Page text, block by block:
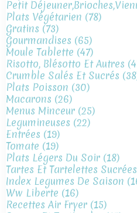
Petit
Plats Végétarien (78)
Gratins (73)
Gourmandises (65)
Moule Tablette (47)
Risotto, Blésotto Et Autres
Crumble Salés Et Sucrés
Plats Poisson (30)
Macarons (26)
Menus Minceur (25)
Legumineuses (22)
Entrées (19)
Tomate (19)
Plats Légers Du Soir (18)
Tartes Et Tartelettes Sucrées
Index Legumes De Saison
Ww Liberte (16)
Recettes Air Fryer (15)